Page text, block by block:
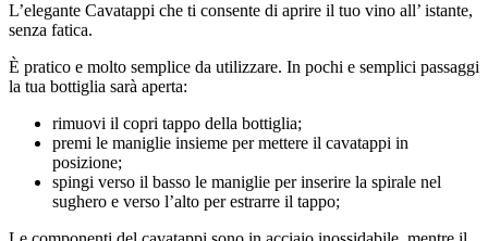
L’elegante Cavatappi che ti consente di aprire il tuo vino all’ istante,
senza fatica.
È pratico e molto semplice da utilizzare. In pochi e semplici passaggi
la tua bottiglia sarà aperta:
rimuovi il copri tappo della bottiglia;
premi le maniglie insieme per mettere il cavatappi in
posizione;
spingi verso il basso le maniglie per inserire la spirale nel
sughero e verso l’alto per estrarre il tappo;